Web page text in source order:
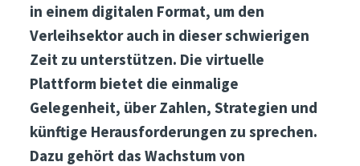
in einem digitalen Format, um den
Verleihsektor auch in dieser schwierigen
Zeit zu unterstützen. Die virtuelle
Plattform bietet die einmalige
Gelegenheit, über Zahlen, Strategien und
künftige Herausforderungen zu sprechen.
Dazu gehört das Wachstum von